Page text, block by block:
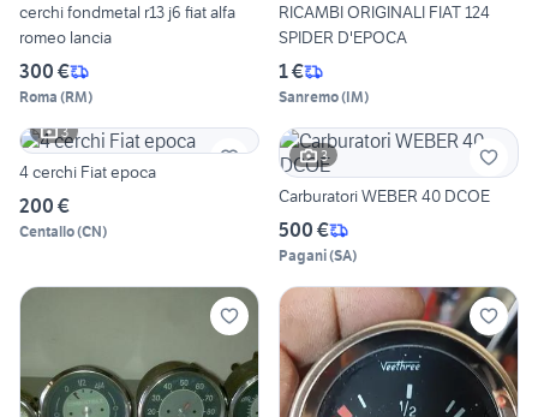
cerchi fondmetal r13 j6 fiat alfa
romeo lancia
300 €
Roma (RM)
RICAMBI ORIGINALI FIAT 124
SPIDER D'EPOCA
1 €
Sanremo(IM)
3
4 cerchi Fiat epoca
200 €
Centallo(CN)
3
Carburatori WEBER 40 DCOE
500 €
Pagani(SA)